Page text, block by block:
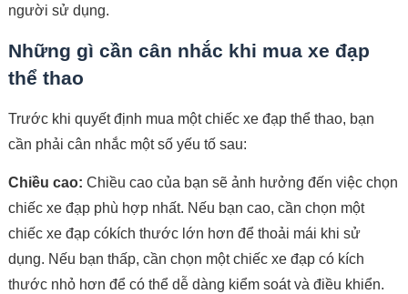
người sử dụng.
Những gì cần cân nhắc khi mua xe đạp
thể thao
Trước khi quyết định mua một chiếc xe đạp thể thao, bạn
cần phải cân nhắc một số yếu tố sau:
Chiều cao: Chiều cao của bạn sẽ ảnh hưởng đến việc chọn
chiếc xe đạp phù hợp nhất. Nếu bạn cao, cần chọn một
chiếc xe đạp cókích thước lớn hơn để thoải mái khi sử
dụng. Nếu bạn thấp, cần chọn một chiếc xe đạp có kích
thước nhỏ hơn để có thể dễ dàng kiểm soát và điều khiển.